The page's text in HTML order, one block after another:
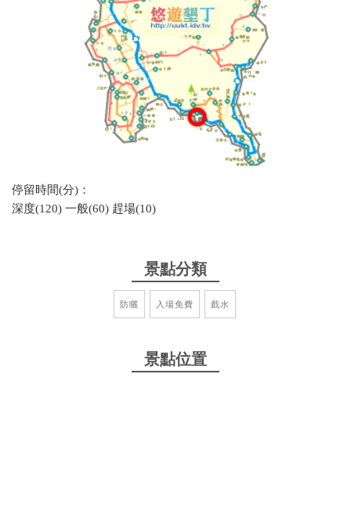
停留時間(分)：
深度(120) 一般(60) 趕場(10)
景點分類
防曬 入場免費 戲水
景點位置